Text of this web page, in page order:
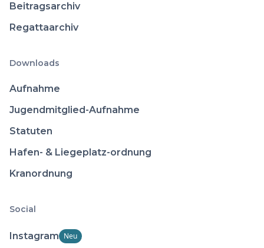
Beitragsarchiv
Regattaarchiv
Downloads
Aufnahme
Jugendmitglied-Aufnahme
Statuten
Hafen- & Liegeplatz-ordnung
Kranordnung
Social
Instagram Neu